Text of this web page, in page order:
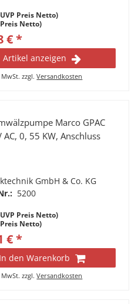
Preis Netto)
Netto)
€ *
Artikel anzeigen
zzgl.Versandkosten
Marco GPAC
AC, 0, 55 KW, Anschluss
GmbH & Co. KG
5200
Preis Netto)
Netto)
€ *
In den Warenkorb
zzgl.Versandkosten